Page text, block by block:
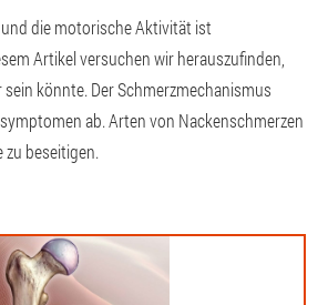
die motorische Aktivität ist
Artikel versuchen wir herauszufinden,
könnte. Der Schmerzmechanismus
ab. Arten von Nackenschmerzen
zu beseitigen.